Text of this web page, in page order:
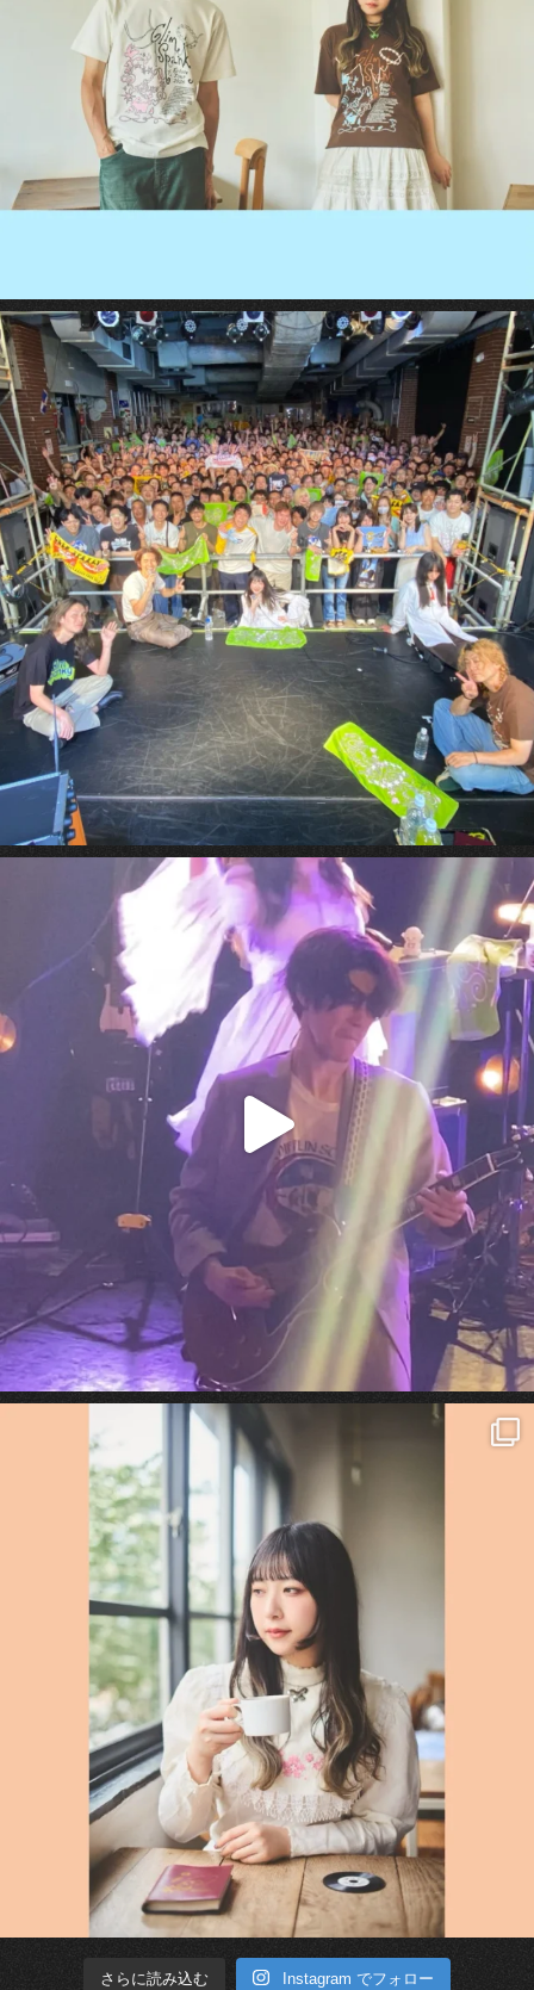
さらに読み込む Instagram でフォロー